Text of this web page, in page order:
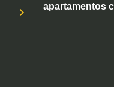
apartamentos